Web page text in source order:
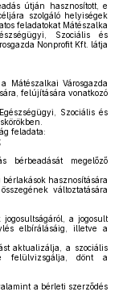
útján hasznosított, e
szolgáló helyiségek
feladatokat Mátészalka
Szociális és
Nonprofit Kft. látja
Mátészalkai Városgazda
felújítására vonatkozó
Szociális és
feladata:
megelőző
hasznosítására
változtatására
a jogosult
elbírálásáig, illetve a
aktualizálja, a szociális
felülvizsgálja, dönt a
a bérleti szerződés